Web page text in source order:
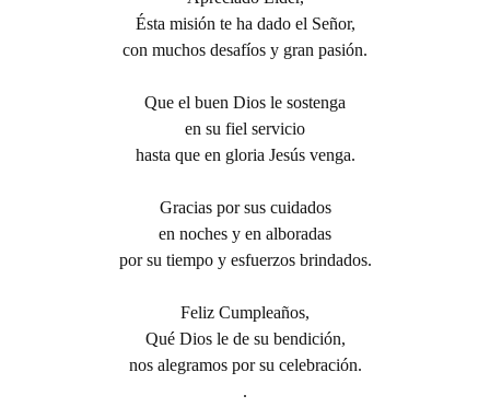
Ésta misión te ha dado el Señor,
con muchos desafíos y gran pasión.
Que el buen Dios le sostenga
en su fiel servicio
hasta que en gloria Jesús venga.
Gracias por sus cuidados
en noches y en alboradas
por su tiempo y esfuerzos brindados.
Feliz Cumpleaños,
Qué Dios le de su bendición,
nos alegramos por su celebración.
.